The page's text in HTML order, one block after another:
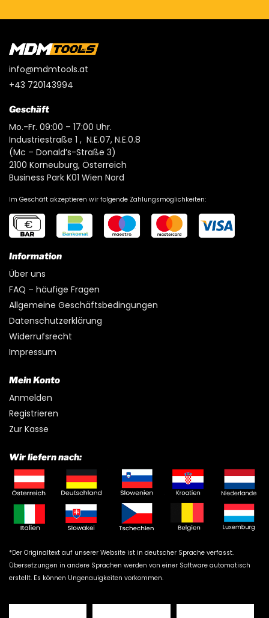
info@mdmtools.at
+43 720143994
Geschäft
Mo.-Fr. 09:00 – 17:00 Uhr.
Industriestraße 1 , N.E.07, N.E.0.8
(Mc – Donald’s-Straße 3)
2100 Korneuburg, Österreich
Business Park K01 Wien Nord
Im Geschäft akzeptieren wir folgende Zahlungsmöglichkeiten:
Information
Über uns
FAQ – häufige Fragen
Allgemeine Geschäftsbedingungen
Datenschutzerklärung
Widerrufsrecht
Impressum
Mein Konto
Anmelden
Registrieren
Zur Kasse
Wir liefern nach:
*Der Originaltext auf unserer Website ist in deutscher Sprache verfasst.
Übersetzungen in andere Sprachen werden von einer Software automatisch
erstellt. Es können Ungenauigkeiten vorkommen.